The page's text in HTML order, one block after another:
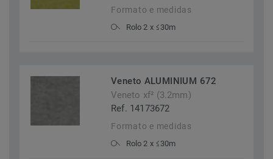
Formato e medidas
Rolo 2 x ≤30m
Veneto ALUMINIUM 672
Veneto xf² (3.2mm)
Ref. 14173672
Formato e medidas
Rolo 2 x ≤30m